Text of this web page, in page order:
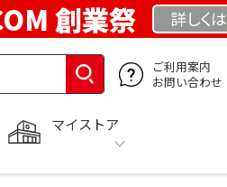
創業祭 詳しくは
ご利用案内
お問い合わせ
マイストア